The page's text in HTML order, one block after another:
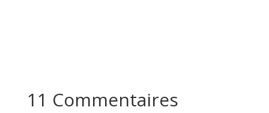
11 Commentaires